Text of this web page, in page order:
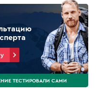
ТЕСТИРОВАЛИ САМИ